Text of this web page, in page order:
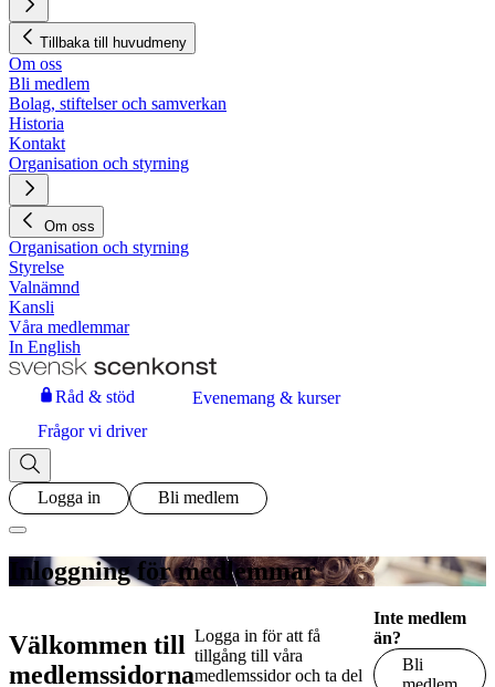
Tillbaka till huvudmeny
Om oss
Bli medlem
Bolag, stiftelser och samverkan
Historia
Kontakt
Organisation och styrning
Om oss
Organisation och styrning
Styrelse
Valnämnd
Kansli
Våra medlemmar
In English
Råd & stöd
Evenemang & kurser
Frågor vi driver
Logga in Bli medlem
Inloggning för medlemmar
Välkommen till
medlemssidorna
Logga in för att få
tillgång till våra
medlemssidor och ta del
Inte medlem
än?
Bli